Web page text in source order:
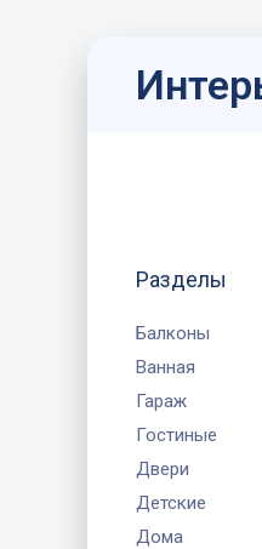
Разделы
Балконы
Ванная
Гараж
Гостиные
Двери
Детские
Дома